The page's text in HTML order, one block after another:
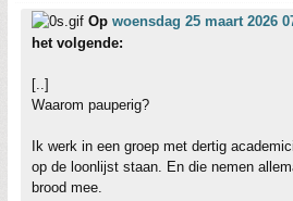
Op woensdag 25 maart 2026
het volgende:
[..]
Waarom pauperig?
Ik werk in een groep met dertig
op de loonlijst staan. En die nemen
brood mee.